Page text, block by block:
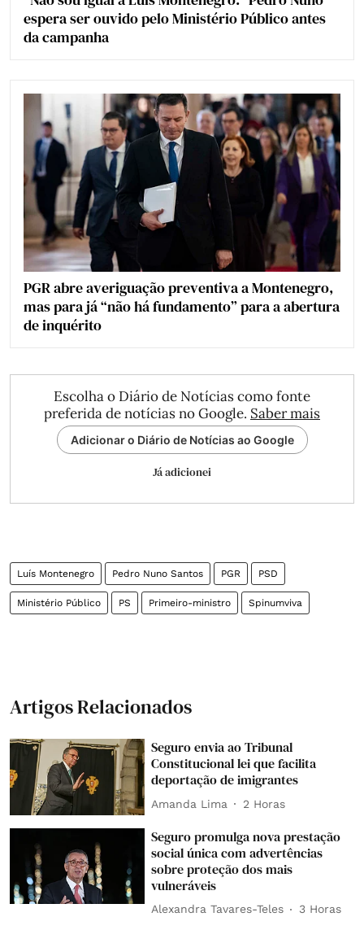
espera ser ouvido pelo Ministério Público antes
da campanha
PGR abre averiguação preventiva a Montenegro,
mas para já “não há fundamento” para a abertura
de inquérito
Escolha o Diário de Notícias como fonte
preferida de notícias no Google. Saber mais
Adicionar o Diário de Notícias ao Google
Já adicionei
Luís Montenegro Pedro Nuno Santos PGR PSD
Ministério Público PS Primeiro-ministro Spinumviva
Artigos Relacionados
Seguro envia ao Tribunal
Constitucional lei que facilita
deportação de imigrantes
Amanda Lima 2 Horas
Seguro promulga nova prestação
social única com advertências
sobre proteção dos mais
vulneráveis
Alexandra Tavares-Teles 3 Horas